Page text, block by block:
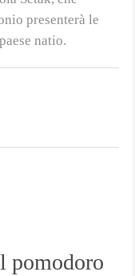
presenterà le
natio.
pomodoro